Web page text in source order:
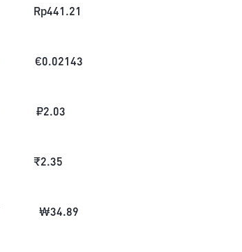
Rp441.21
€0.02143
₽2.03
₹2.35
₩34.89